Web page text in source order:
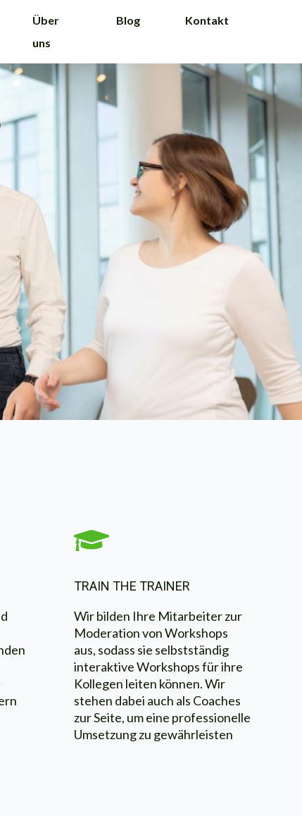
Über
uns
Blog Kontakt
TRAIN THE TRAINER
Wir bilden Ihre Mitarbeiter zur
Moderation von Workshops
aus, sodass sie selbstständig
interaktive Workshops für ihre
Kollegen leiten können. Wir
stehen dabei auch als Coaches
zur Seite, um eine professionelle
Umsetzung zu gewährleisten